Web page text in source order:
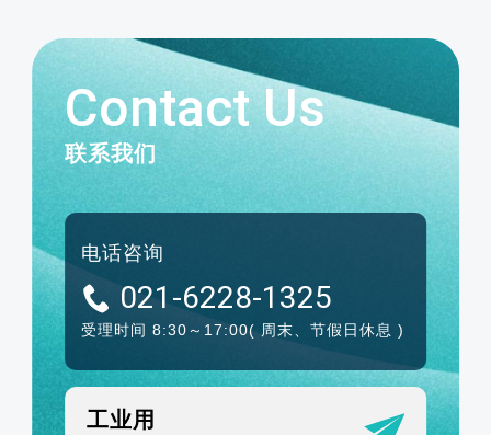
Contact Us
联系我们
电话咨询
021-6228-1325
受理时间 8:30～17:00( 周末、节假日休息 )
工业用